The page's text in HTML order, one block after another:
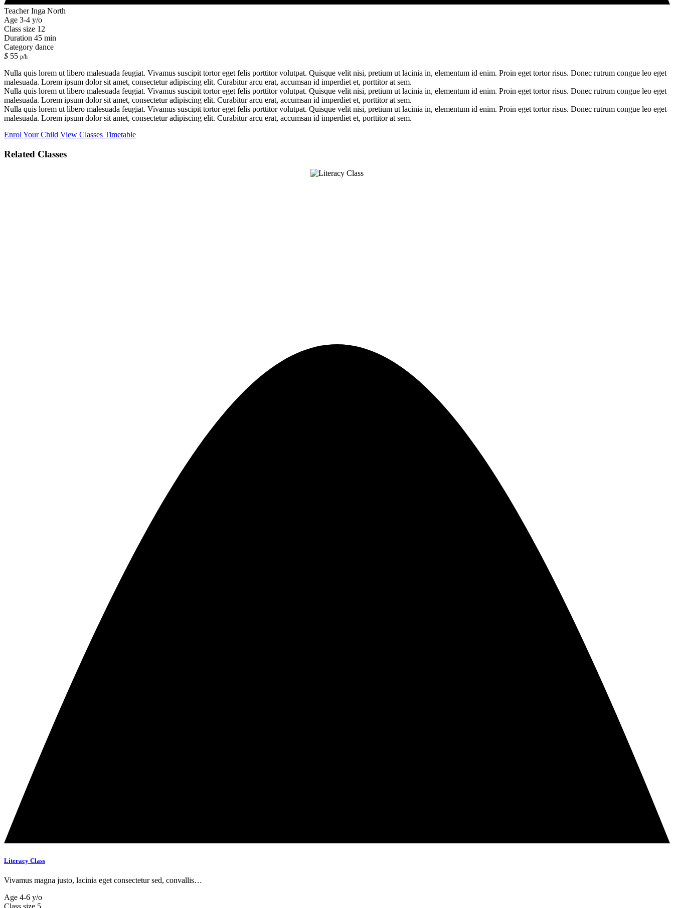
TeacherInga North
Age 3-4 y/o
Class size 12
Duration 45 min
Category dance
$ 55 p/h
Nulla quis lorem ut libero malesuada feugiat. Vivamus suscipit tortor eget felis porttitor volutpat. Quisque velit nisi, pretium ut lacinia in, elementum id enim. Proin eget tortor risus. Donec rutrum congue leo eget
malesuada. Lorem ipsum dolor sit amet, consectetur adipiscing elit. Curabitur arcu erat, accumsan id imperdiet et, porttitor at sem.
Nulla quis lorem ut libero malesuada feugiat. Vivamus suscipit tortor eget felis porttitor volutpat. Quisque velit nisi, pretium ut lacinia in, elementum id enim. Proin eget tortor risus. Donec rutrum congue leo eget
malesuada. Lorem ipsum dolor sit amet, consectetur adipiscing elit. Curabitur arcu erat, accumsan id imperdiet et, porttitor at sem.
Nulla quis lorem ut libero malesuada feugiat. Vivamus suscipit tortor eget felis porttitor volutpat. Quisque velit nisi, pretium ut lacinia in, elementum id enim. Proin eget tortor risus. Donec rutrum congue leo eget
malesuada. Lorem ipsum dolor sit amet, consectetur adipiscing elit. Curabitur arcu erat, accumsan id imperdiet et, porttitor at sem.
Enrol Your Child View Classes Timetable
Related Classes
Literacy Class
Vivamus magna justo, lacinia eget consectetur sed, convallis…
Age 4-6 y/o
Class size 5